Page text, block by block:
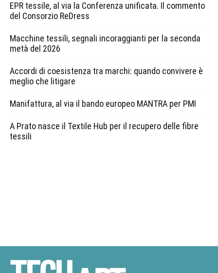
EPR tessile, al via la Conferenza unificata. Il commento
del Consorzio ReDress
Macchine tessili, segnali incoraggianti per la seconda
metà del 2026
Accordi di coesistenza tra marchi: quando convivere è
meglio che litigare
Manifattura, al via il bando europeo MANTRA per PMI
A Prato nasce il Textile Hub per il recupero delle fibre
tessili